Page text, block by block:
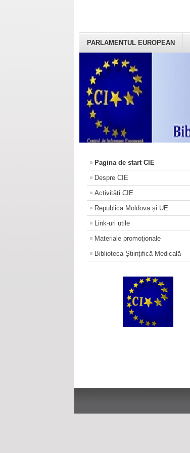
PARLAMENTUL EUROPEAN
Pagina de start CIE
Despre CIE
Activități CIE
Republica Moldova și UE
Link-uri utile
Materiale promoţionale
Biblioteca Științifică Medicală